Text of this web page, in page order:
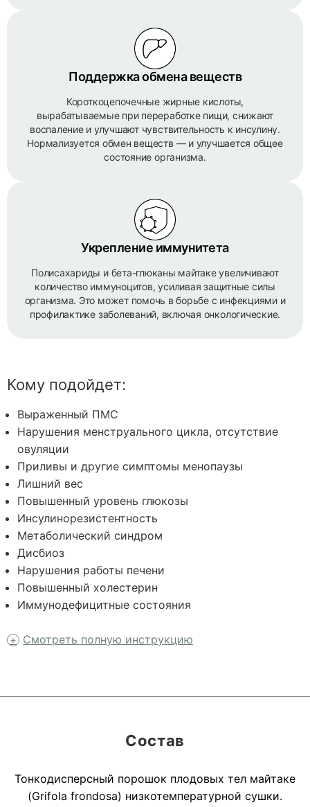
Поддержка обмена веществ
Короткоцепочечные жирные кислоты,
вырабатываемые при переработке пищи, снижают
воспаление и улучшают чувствительность к инсулину.
Нормализуется обмен веществ — и улучшается общее
состояние организма.
Укрепление иммунитета
Полисахариды и бета-глюканы майтаке увеличивают
количество иммуноцитов, усиливая защитные силы
организма. Это может помочь в борьбе с инфекциями и
профилактике заболеваний, включая онкологические.
Кому подойдет:
Выраженный ПМС
Нарушения менструального цикла, отсутствие
овуляции
Приливы и другие симптомы менопаузы
Лишний вес
Повышенный уровень глюкозы
Инсулинорезистентность
Метаболический синдром
Дисбиоз
Нарушения работы печени
Повышенный холестерин
Иммунодефицитные состояния
Смотреть полную инструкцию
Состав
Тонкодисперсный порошок плодовых тел майтаке
(Grifola frondosa) низкотемпературной сушки.